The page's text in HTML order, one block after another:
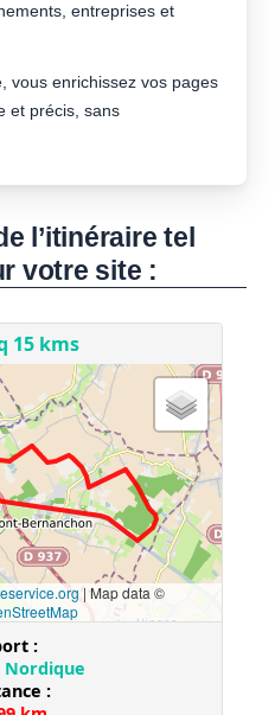
entreprises et
vous enrichissez vos pages
et précis, sans
l’itinéraire tel
votre site :